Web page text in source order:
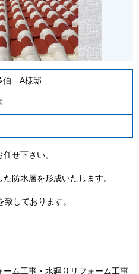
伯 A様邸
せ下さい。
防水層を形成いたします。
しております。
ム工事・水廻りリフォーム工事